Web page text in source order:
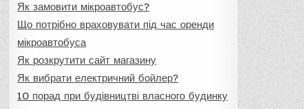
Як замовити мікроавтобус?
Що потрібно враховувати під час оренди
мікроавтобуса
Як розкрутити сайт магазину
Як вибрати електричний бойлер?
10 порад при будівництві власного будинку